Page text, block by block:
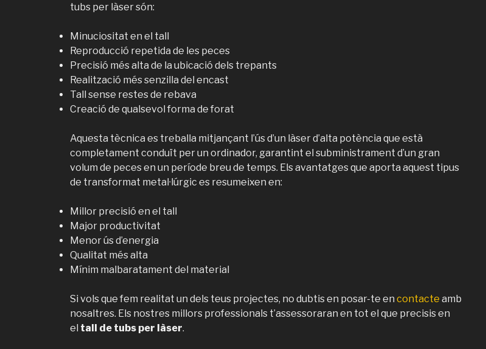
tubs per làser són:
Minuciositat en el tall
Reproducció repetida de les peces
Precisió més alta de la ubicació dels trepants
Realització més senzilla del encast
Tall sense restes de rebava
Creació de qualsevol forma de forat
Aquesta tècnica es treballa mitjançant l’ús d’un làser d’alta potència que està
completament conduït per un ordinador, garantint el subministrament d’un gran
volum de peces en un període breu de temps. Els avantatges que aporta aquest tipus
de transformat metal·lúrgic es resumeixen en:
Millor precisió en el tall
Major productivitat
Menor ús d’energia
Qualitat més alta
Mínim malbaratament del material
Si vols que fem realitat un dels teus projectes, no dubtis en posar-te encontacte amb
nosaltres. Els nostres millors professionals t’assessoraran en tot el que precisis en
el tall de tubs per làser.